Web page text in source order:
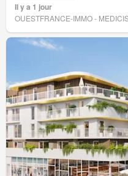
Il y a 1 jour
OUESTFRANCE-IMMO -